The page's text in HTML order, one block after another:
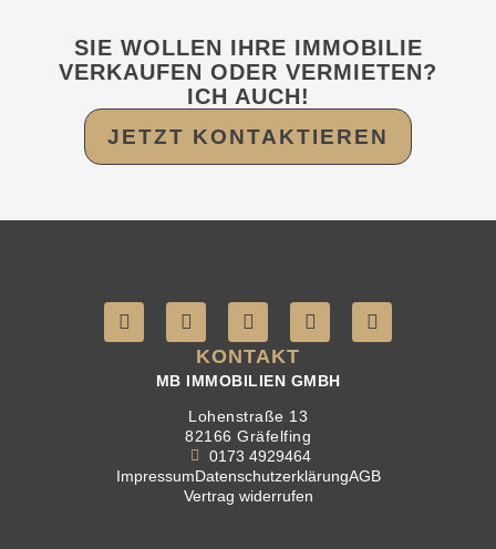
SIE WOLLEN IHRE IMMOBILIE
VERKAUFEN ODER VERMIETEN?
ICH AUCH!
JETZT KONTAKTIEREN
KONTAKT
MB IMMOBILIEN GMBH
Lohenstraße 13
82166 Gräfelfing
0173 4929464
ImpressumDatenschutzerklärungAGB
Vertrag widerrufen